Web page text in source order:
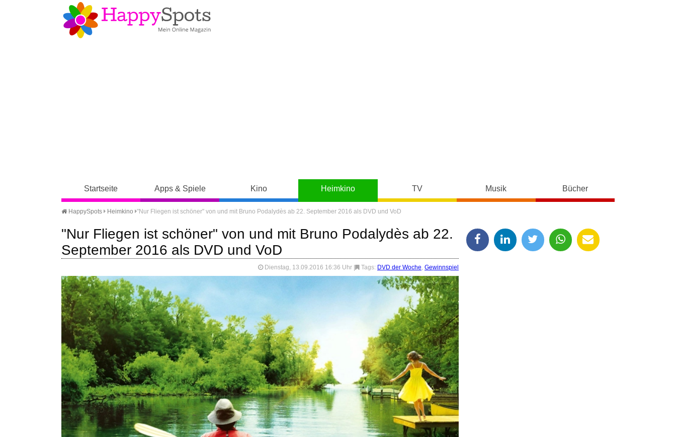
Startseite Apps & Spiele Kino Heimkino TV Musik Bücher
HappySpots Heimkino "Nur Fliegen ist schöner" von und mit Bruno Podalydès ab 22. September 2016 als DVD und VoD
"Nur Fliegen ist schöner" von und mit Bruno Podalydès ab 22.
September 2016 als DVD und VoD
Dienstag, 13.09.2016 16:36 Uhr Tags: DVD der Woche, Gewinnspiel